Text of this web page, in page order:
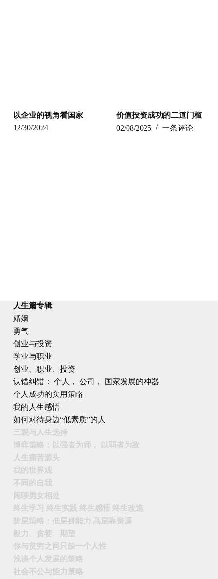
以企业的视角看国家
12/30/2024
价值投资成功的二道门槛
02/08/2025
一条评论
人生篇专辑
婚姻
勇气
创业与投资
学业与职业
创业、职业、投资
认错纠错： 个人， 公司， 国家发展的神器
个人成功的实用策略
我的人生感悟
如何对待身边“低素质”的人
三观与人生选择
博弈策略：以强者为师， 以弱者为敌
人生痛苦源头
我的世界观
不同的自我
闲聊男女相处
终生学习 终生实践 终生感悟 终生改造
阶层策略：低层拼能力 高层靠资源
毅力、贪婪、期望
你与贫穷之间只缺一个人性
浅谈个人发展的策略
社会不公与能力策略